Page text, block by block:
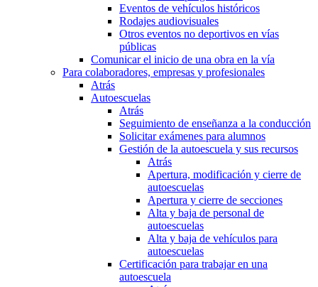
Eventos de vehículos históricos
Rodajes audiovisuales
Otros eventos no deportivos en vías
públicas
Comunicar el inicio de una obra en la vía
Para colaboradores, empresas y profesionales
Atrás
Autoescuelas
Atrás
Seguimiento de enseñanza a la conducción
Solicitar exámenes para alumnos
Gestión de la autoescuela y sus recursos
Atrás
Apertura, modificación y cierre de
autoescuelas
Apertura y cierre de secciones
Alta y baja de personal de
autoescuelas
Alta y baja de vehículos para
autoescuelas
Certificación para trabajar en una
autoescuela